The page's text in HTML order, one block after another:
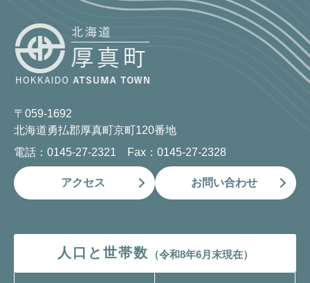
〒059-1692
北海道勇払郡厚真町京町120番地
電話：0145-27-2321 Fax：0145-27-2328
アクセス お問い合わせ
人口と世帯数 （令和8年6月末現在）